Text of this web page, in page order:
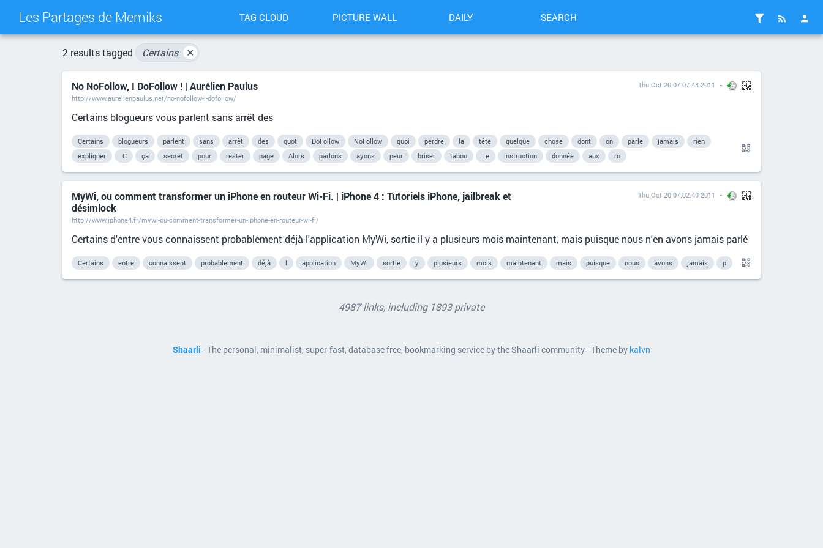
Les Partages de Memiks TAG CLOUD PICTURE WALL DAILY SEARCH
2 results tagged Certains ✕
No NoFollow, I DoFollow ! | Aurélien Paulus
http://www.aurelienpaulus.net/no-nofollow-i-dofollow/
Thu Oct 20 07:07:43 2011
Certains blogueurs vous parlent sans arrêt des
Certains blogueurs parlent sans arrêt des quot DoFollow NoFollow quoi perdre la tête quelque chose dont on parle jamais
rien
expliquer
C ça secret pour rester page Alors parlons ayons peur briser tabou Le instruction donnée aux ro
MyWi, ou comment transformer un iPhone en routeur Wi-Fi. | iPhone 4 : Tutoriels iPhone, jailbreak et
désimlock
http://www.iphone4.fr/mywi-ou-comment-transformer-un-iphone-en-routeur-wi-fi/
Thu Oct 20 07:02:40 2011
Certains d'entre vous connaissent probablement déjà l'application MyWi, sortie il y a plusieurs mois maintenant, mais puisque nous n'en avons jamais parlé
Certains entre connaissent probablement déjà l application MyWi sortie y plusieurs mois maintenant mais puisque nous avons jamais p
4987 links, including 1893 private
Shaarli - The personal, minimalist, super-fast, database free, bookmarking service by the Shaarli community - Theme by kalvn